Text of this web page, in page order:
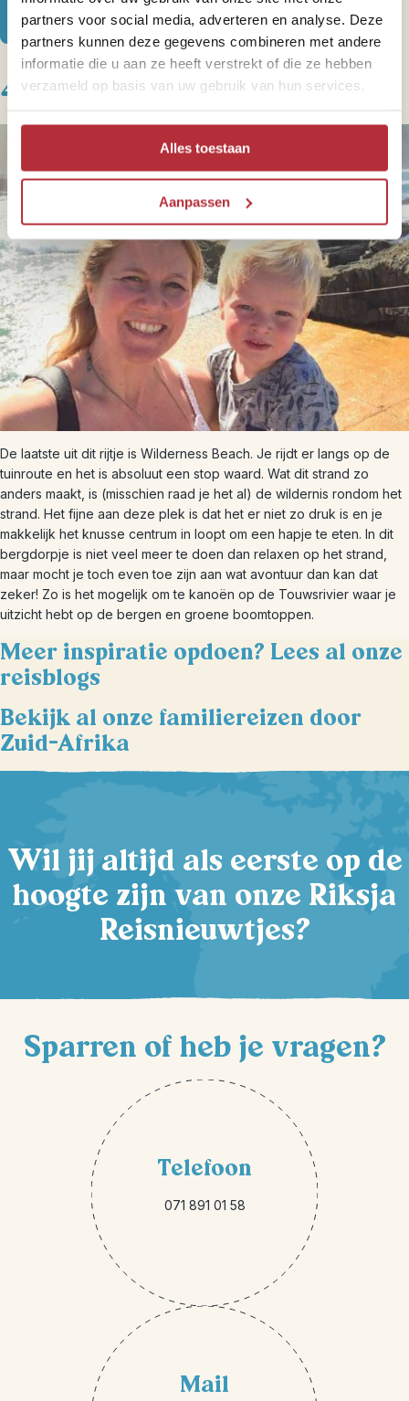
partners voor social media, adverteren en analyse. Deze
partners kunnen deze gegevens combineren met andere
informatie die u aan ze heeft verstrekt of die ze hebben
verzameld op basis van uw gebruik van hun services.
Alles toestaan
Aanpassen
Bezoek ook Plettenberg
4. Wilderness Beach
De laatste uit dit rijtje is Wilderness Beach. Je rijdt er langs op de
tuinroute en het is absoluut een stop waard. Wat dit strand zo
anders maakt, is (misschien raad je het al) de wildernis rondom het
strand. Het fijne aan deze plek is dat het er niet zo druk is en je
makkelijk het knusse centrum in loopt om een hapje te eten. In dit
bergdorpje is niet veel meer te doen dan relaxen op het strand,
maar mocht je toch even toe zijn aan wat avontuur dan kan dat
zeker! Zo is het mogelijk om te kanoën op de Touwsrivier waar je
uitzicht hebt op de bergen en groene boomtoppen.
Meer inspiratie opdoen? Lees al onze
reisblogs
Bekijk al onze familiereizen door
Zuid-Afrika
Wil jij altijd als eerste op de
hoogte zijn van onze Riksja
Reisnieuwtjes?
Sparren of heb je vragen?
Telefoon
071 891 01 58
Mail